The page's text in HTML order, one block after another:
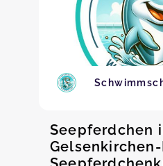
Seepferdchen